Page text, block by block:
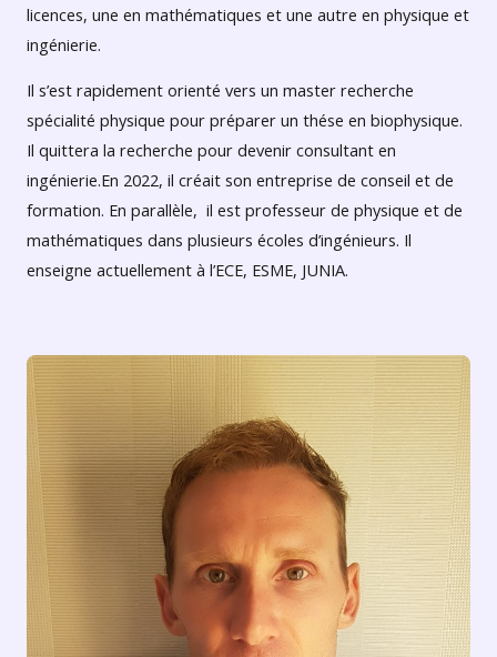
licences, une en mathématiques et une autre en physique et
ingénierie.
Il s’est rapidement orienté vers un master recherche
spécialité physique pour préparer un thése en biophysique.
Il quittera la recherche pour devenir consultant en
ingénierie.En 2022, il créait son entreprise de conseil et de
formation. En parallèle, il est professeur de physique et de
mathématiques dans plusieurs écoles d’ingénieurs. Il
enseigne actuellement à l’ECE, ESME, JUNIA.